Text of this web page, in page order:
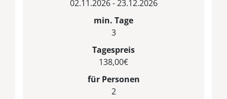
02.11.2026 - 23.12.2026
min. Tage
3
Tagespreis
138,00€
für Personen
2